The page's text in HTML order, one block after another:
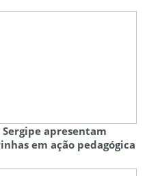
apresentam
em ação pedagógica